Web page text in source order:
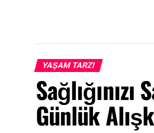
YAŞAM TARZI
Günlük